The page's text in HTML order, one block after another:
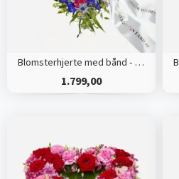
Blomsterhjerte med bånd - Et farverigt farvel
1.799,00